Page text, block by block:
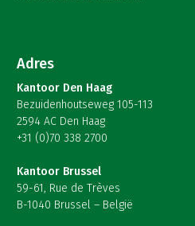
Adres
Kantoor Den Haag
Bezuidenhoutseweg 105-113
2594 AC Den Haag
+31 (0)70 338 2700
Kantoor Brussel
59-61, Rue de Trèves
B-1040 Brussel – België